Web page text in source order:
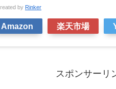
by Rinker
Amazon 楽天市場
スポンサーリ